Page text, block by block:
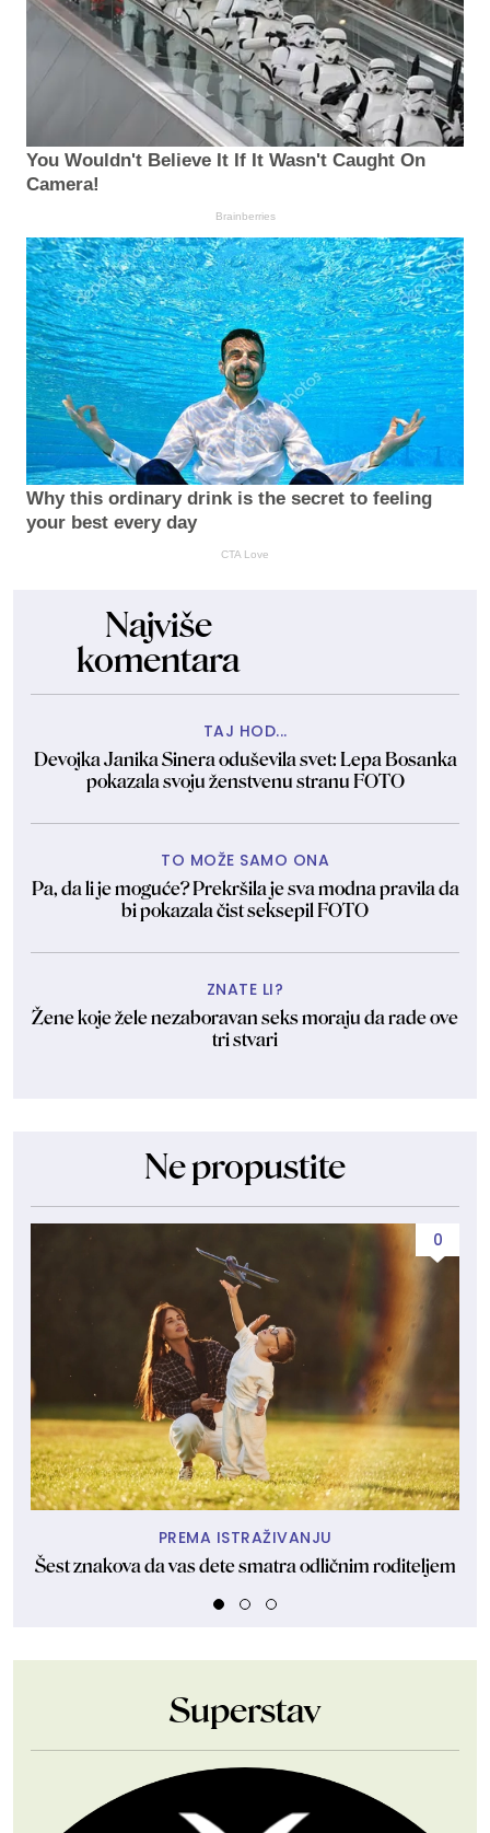
You Wouldn't Believe It If It Wasn't Caught On
Camera!
Brainberries
Why this ordinary drink is the secret to feeling
your best every day
CTA Love
Najviše
komentara
TAJ HOD...
Devojka Janika Sinera oduševila svet: Lepa Bosanka
pokazala svoju ženstvenu stranu FOTO
TO MOŽE SAMO ONA
Pa, da li je moguće? Prekršila je sva modna pravila da
bi pokazala čist seksepil FOTO
ZNATE LI?
Žene koje žele nezaboravan seks moraju da rade ove
tri stvari
Ne propustite
0
PREMA ISTRAŽIVANJU
Šest znakova da vas dete smatra odličnim roditeljem
Superstav